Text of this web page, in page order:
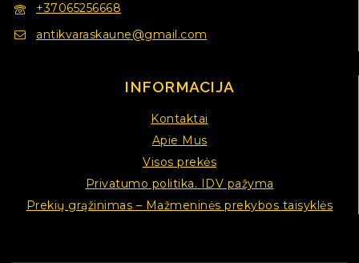
+37065256668
antikvaraskaune@gmail.com
INFORMACIJA
Kontaktai
Apie Mus
Visos prekės
Privatumo politika. IDV pažyma
Prekių grąžinimas – Mažmeninės prekybos taisyklės